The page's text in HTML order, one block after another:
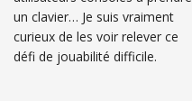
un clavier… Je suis vraiment
curieux de les voir relever ce
défi de jouabilité difficile.